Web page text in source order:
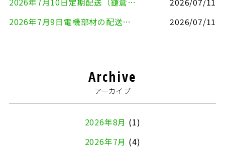
2026年7月9日電機部材の配送（横浜市戸塚区⇒品川区）
2026/07/11
Archive
アーカイブ
2026年8月 (1)
2026年7月 (4)